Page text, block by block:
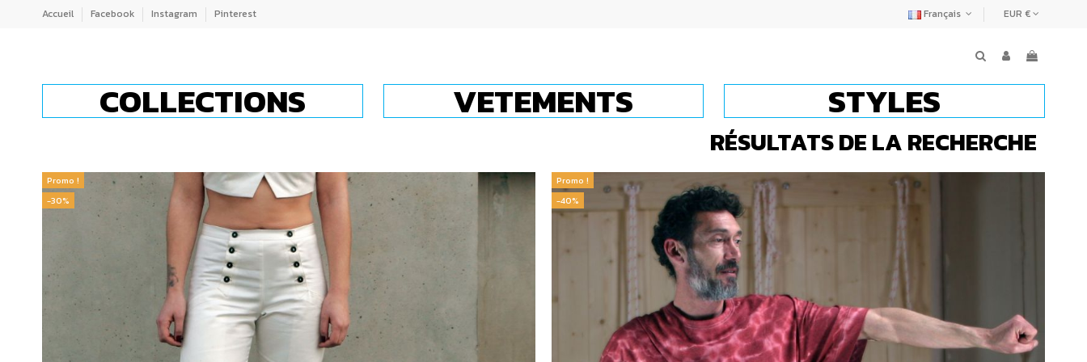
Accueil Facebook Instagram Pinterest Français EUR €
COLLECTIONS VETEMENTS STYLES
RÉSULTATS DE LA RECHERCHE
Promo !
-30%
Promo !
-40%